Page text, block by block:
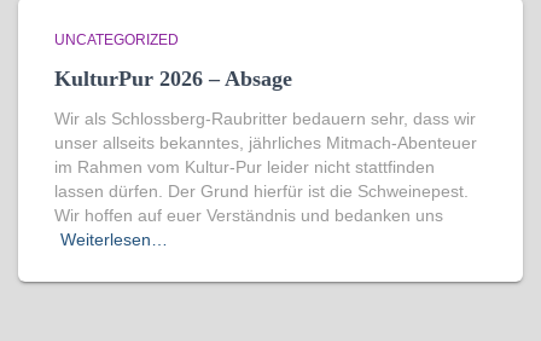
UNCATEGORIZED
KulturPur 2026 – Absage
Wir als Schlossberg-Raubritter bedauern sehr, dass wir
unser allseits bekanntes, jährliches Mitmach-Abenteuer
im Rahmen vom Kultur-Pur leider nicht stattfinden
lassen dürfen. Der Grund hierfür ist die Schweinepest.
Wir hoffen auf euer Verständnis und bedanken uns
Weiterlesen…